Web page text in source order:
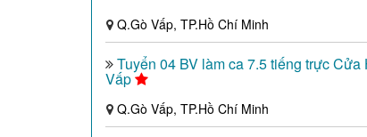
Q.Gò Vấp, TP.Hồ Chí Minh
Tuyển 04 BV làm ca 7.5 tiếng trực
Vấp
Q.Gò Vấp, TP.Hồ Chí Minh